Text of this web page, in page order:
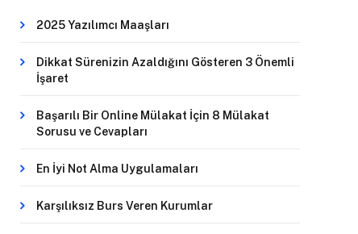
2025 Yazılımcı Maaşları
Dikkat Sürenizin Azaldığını Gösteren 3 Önemli
İşaret
Başarılı Bir Online Mülakat İçin 8 Mülakat
Sorusu ve Cevapları
En İyi Not Alma Uygulamaları
Karşılıksız Burs Veren Kurumlar